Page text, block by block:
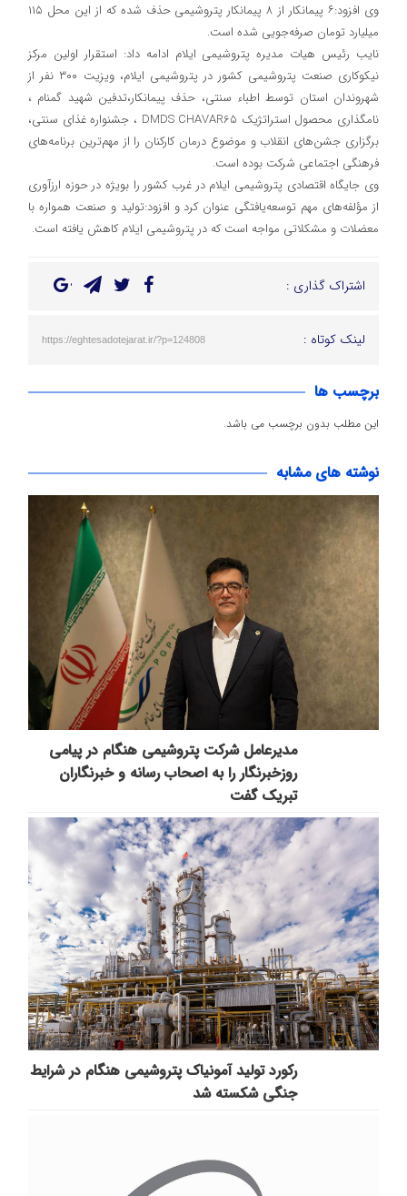
وی افزود:۶ پیمانکار از ۸ پیمانکار پتروشیمی حذف شده‌ که از این محل ۱۱۵
میلیارد تومان صرفه‌جویی شده است.
نایب رئیس هیات مدیره پتروشیمی ایلام ادامه داد: استقرار اولین مرکز
نیکوکاری صنعت پتروشیمی کشور در پتروشیمی ایلام، ویزیت ۳۰۰ نفر از
شهروندان استان توسط اطباء سنتی، حذف پیمانکار،تدفین شهید گمنام ،
نامگذاری محصول استراتژیک DMDS CHAVAR65 ، جشنواره غذای سنتی،
برگزاری جشن‌های انقلاب و‌ موضوع درمان کارکنان را از مهم‌ترین برنامه‌های
فرهنگی اجتماعی شرکت بوده است.
وی جایگاه اقتصادی پتروشیمی ایلام در غرب کشور را بویژه در حوزه ارزآوری
از مؤلفه‌های مهم توسعه‌یافتگی عنوان کرد و افزود:تولید و صنعت همواره با
معضلات و مشکلاتی مواجه است که در‌ پتروشیمی ایلام کاهش یافته است.
اشتراک گذاری :
لینک کوتاه : https://eghtesadotejarat.ir/?p=124808
برچسب ها
این مطلب بدون برچسب می باشد.
نوشته های مشابه
مدیرعامل شرکت پتروشیمی هنگام در پیامی
روزخبرنگار را به اصحاب رسانه و خبرنگاران
تبریک گفت
رکورد تولید آمونیاک پتروشیمی هنگام در شرایط
جنگی شکسته شد